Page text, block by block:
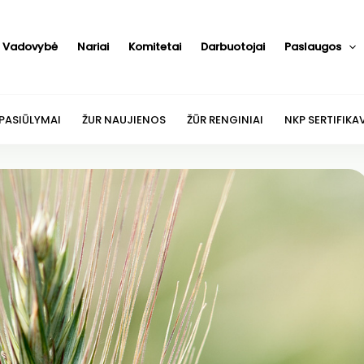
Vadovybė Nariai Komitetai Darbuotojai Paslaugos
ŽUR NAUJIENOS ŽŪR RENGINIAI NKP